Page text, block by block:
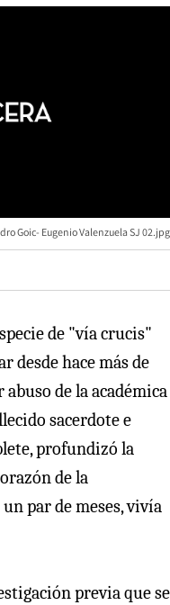
Goic- Eugenio Valenzuela SJ 02.jpg
de "vía crucis"
desde hace más de
de la académica
sacerdote e
profundizó la
de la
par de meses, vivía
previa que se